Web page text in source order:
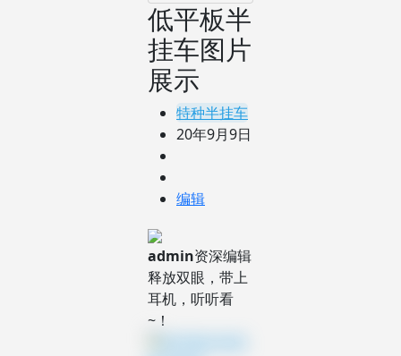
低平板半
挂车图片
展示
特种半挂车
20年9月9日
编辑
admin资深编辑
释放双眼，带上
耳机，听听看
~！